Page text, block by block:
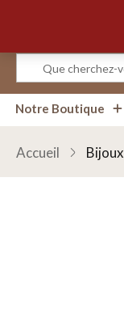
Notre Boutique
Accueil Bijoux